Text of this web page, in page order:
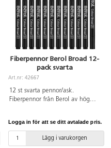
Fiberpennor Berol Broad 12-
pack svarta
Art.nr: 42667
12 st svarta pennor/ask.
Fiberpennor från Berol av hög
färgläggning av lite större ytor
och inte blöder igenom ritpapper.
Ventilerad huv och pennkropp av
Logga in för att se ditt avtalade pris.
Lägg i varukorgen